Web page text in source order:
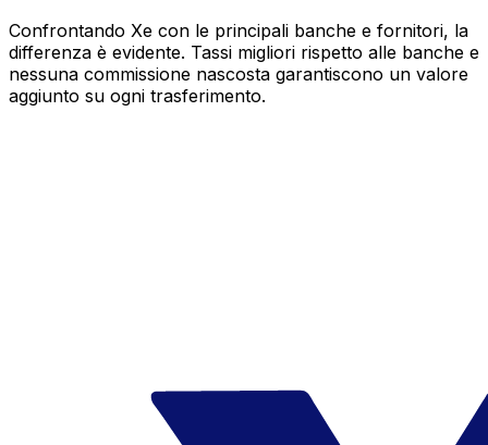
Confrontando Xe con le principali banche e fornitori, la
differenza è evidente. Tassi migliori rispetto alle banche e
nessuna commissione nascosta garantiscono un valore
aggiunto su ogni trasferimento.